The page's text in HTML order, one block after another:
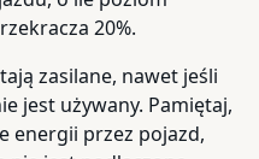
20%.
zasilane, nawet jeśli
jest używany. Pamiętaj,
energii przez pojazd,